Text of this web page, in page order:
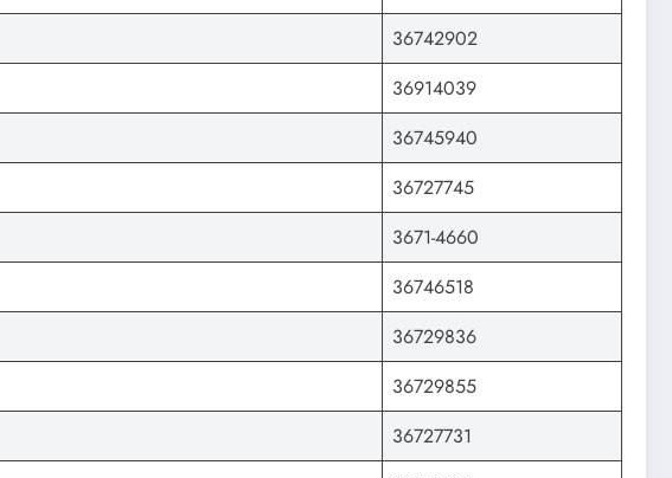
36742902
36914039
36745940
36727745
3671-4660
36746518
36729836
36729855
36727731